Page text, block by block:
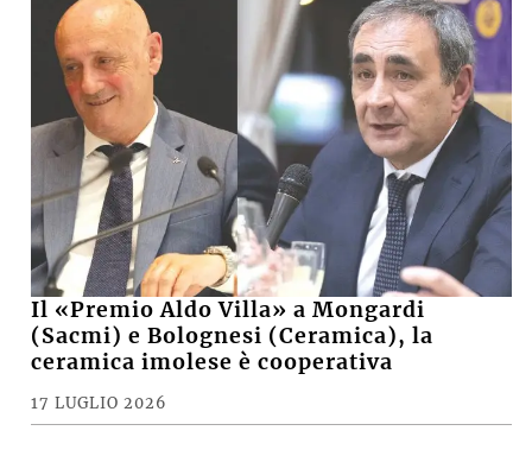
Il «Premio Aldo Villa» a Mongardi
(Sacmi) e Bolognesi (Ceramica), la
ceramica imolese è cooperativa
17 LUGLIO 2026